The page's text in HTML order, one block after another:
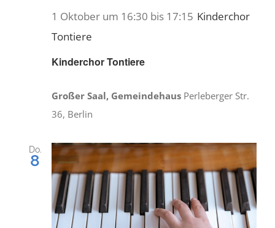
Kinderchor Tontiere
1 Oktober um 16:30 bis 17:15 Kinderchor
Tontiere
Großer Saal, Gemeindehaus Perleberger Str.
36, Berlin
Do.
8